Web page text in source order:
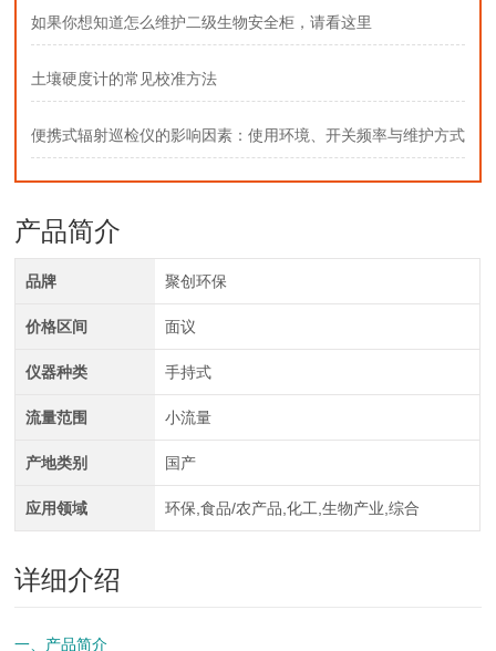
如果你想知道怎么维护二级生物安全柜，请看这里
土壤硬度计的常见校准方法
便携式辐射巡检仪的影响因素：使用环境、开关频率与维护方式
产品简介
品牌 聚创环保
价格区间 面议
仪器种类 手持式
流量范围 小流量
产地类别 国产
应用领域 环保,食品/农产品,化工,生物产业,综合
详细介绍
一、产品简介